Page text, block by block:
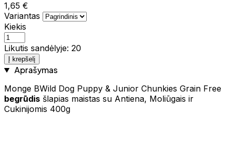
1,65 €
Variantas
Kiekis
Likutis sandėlyje: 20
Į krepšelį
Aprašymas
Monge BWild Dog Puppy & Junior Chunkies Grain Free
begrūdis šlapias maistas su Antiena, Moliūgais ir
Cukinijomis 400g